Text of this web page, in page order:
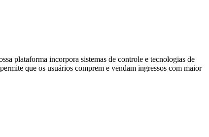
plataforma incorpora sistemas de controle e tecnologias de
que os usuários comprem e vendam ingressos com maior